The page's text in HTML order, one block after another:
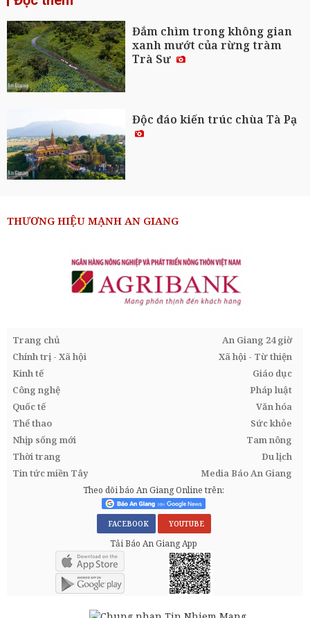
Đắm chìm trong không gian
xanh mướt của rừng tràm
Trà Sư
Độc đáo kiến trúc chùa Tà Pạ
THƯƠNG HIỆU MẠNH AN GIANG
Trang chủ
An Giang 24 giờ
Chính trị - Xã hội
Xã hội - Từ thiện
Kinh tế
Giáo dục
Công nghệ
Pháp luật
Quốc tế
Văn hóa
Thể thao
Sức khỏe
Nhịp sống mới
Tam nông
Thời trang
Du lịch
Tin tức miền Tây
Media Báo An Giang
Theo dõi báo An Giang Online trên:
FACEBOOK YOUTUBE
Tải Báo An Giang App